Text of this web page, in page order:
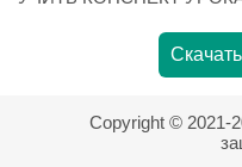
Copyright © 2021-